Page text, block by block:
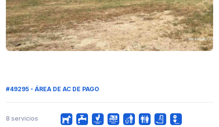
#49295 - ÁREA DE AC DE PAGO
8 servicios